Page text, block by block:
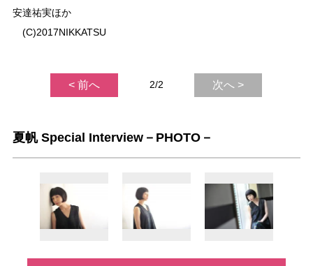
安達祐実ほか
(C)2017NIKKATSU
< 前へ 2/2 次へ >
夏帆 Special Interview－PHOTO－